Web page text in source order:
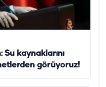
kaynaklarını
görüyoruz!